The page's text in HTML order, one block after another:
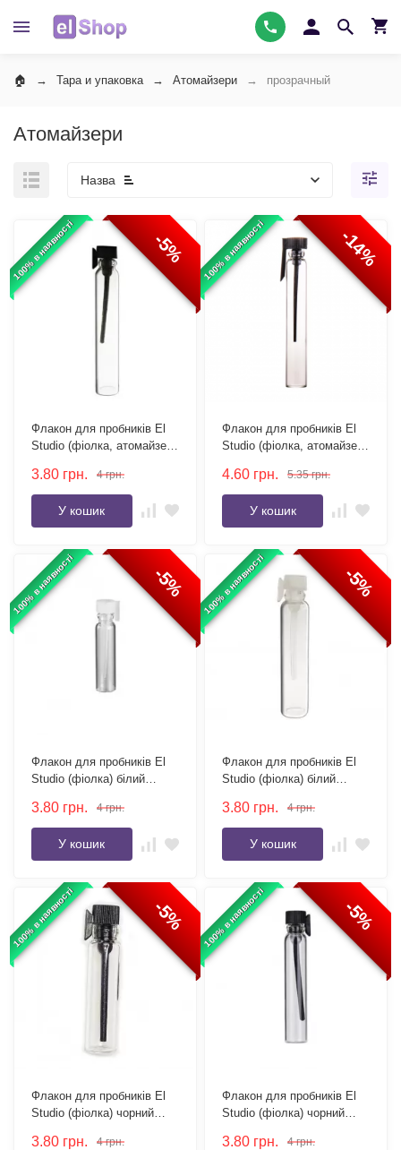
Тара и упаковка Атомайзери прозрачный
Атомайзери
Назва
100% в наявності -5%
Флакон для пробників El
Studio (фіолка, атомайзер)
3.80 грн. 4 грн.
У кошик
100% в наявності -14%
Флакон для пробників El
Studio (фіолка, атомайзер)
4.60 грн. 5.35 грн.
У кошик
100% в наявності -5%
Флакон для пробників El
Studio (фіолка) білий
3.80 грн. 4 грн.
У кошик
100% в наявності -5%
Флакон для пробників El
Studio (фіолка) білий
3.80 грн. 4 грн.
У кошик
100% в наявності -5%
Флакон для пробників El
Studio (фіолка) чорний
3.80 грн. 4 грн.
100% в наявності -5%
Флакон для пробників El
Studio (фіолка) чорний
3.80 грн. 4 грн.